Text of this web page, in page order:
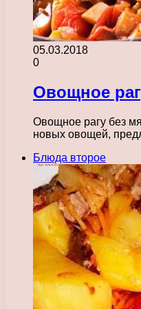
05.03.2018
0
Овощное
Овощное рагу без
новых овощей,
Блюда второе